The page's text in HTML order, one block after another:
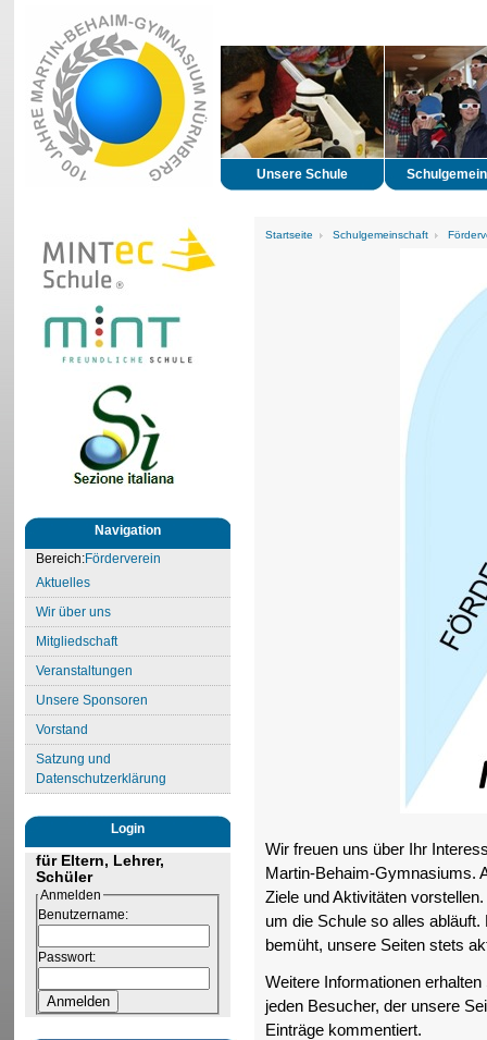
Unsere Schule
Navigation
Bereich:Förderverein
Aktuelles
Wir über uns
Mitgliedschaft
Veranstaltungen
Unsere Sponsoren
Vorstand
Satzung und
Datenschutzerklärung
Login
für Eltern, Lehrer,
Schüler
Anmelden
Benutzername:
Passwort:
Startseite Schulgemeinschaft
Wir freuen uns über Ihr
Martin-Behaim-Gymnasiums.
Ziele und Aktivitäten
um die Schule so alles
bemüht, unsere Seiten stets
Weitere Informationen
jeden Besucher, der unsere
Einträge kommentiert.